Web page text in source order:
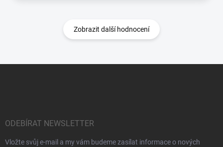
Zobrazit další hodnocení
ODEBÍRAT NEWSLETTER
Vložte svůj e-mail a my vám budeme zasílat informace o nových